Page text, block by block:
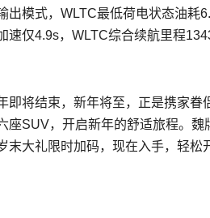
出模式，WLTC最低荷电状态油耗
速仅4.9s，WLTC综合续航里程
即将结束，新年将至，正是携家
座SUV，开启新年的舒适旅程。
末大礼限时加码，现在入手，轻松